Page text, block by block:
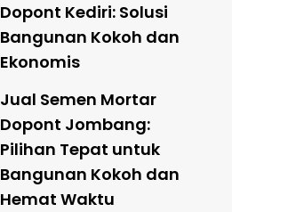
Dopont Kediri: Solusi
Bangunan Kokoh dan
Ekonomis
Jual Semen Mortar
Dopont Jombang:
Pilihan Tepat untuk
Bangunan Kokoh dan
Hemat Waktu